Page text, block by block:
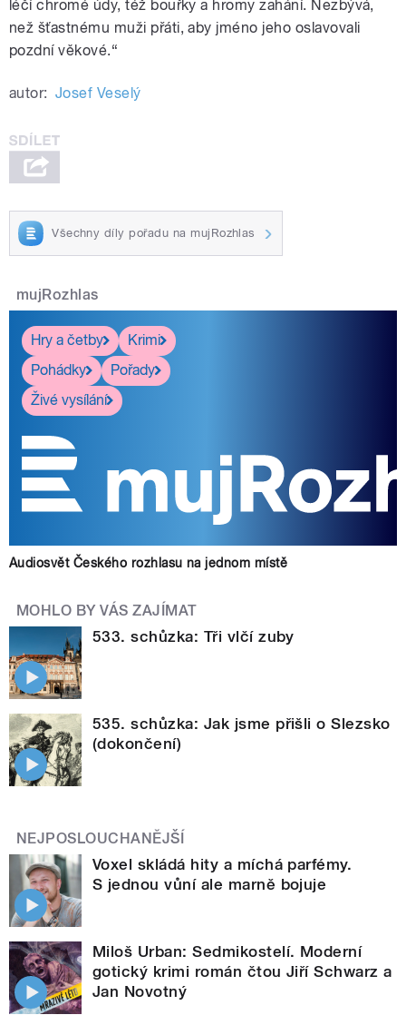
léčí chromé údy, též bouřky a hromy zahání. Nezbývá,
než šťastnému muži přáti, aby jméno jeho oslavovali
pozdní věkové.“
autor: Josef Veselý
Všechny díly pořadu na mujRozhlas
mujRozhlas
Hry a četby
Krimi
Pohádky
Pořady
Živé vysílání
Audiosvět Českého rozhlasu na jednom místě
MOHLO BY VÁS ZAJÍMAT
533. schůzka: Tři vlčí zuby
535. schůzka: Jak jsme přišli o Slezsko
(dokončení)
NEJPOSLOUCHANĚJŠÍ
Voxel skládá hity a míchá parfémy.
S jednou vůní ale marně bojuje
Miloš Urban: Sedmikostelí. Moderní
gotický krimi román čtou Jiří Schwarz a
Jan Novotný